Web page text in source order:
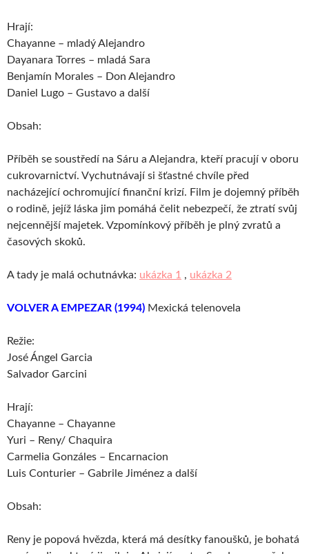
Hrají:
Chayanne – mladý Alejandro
Dayanara Torres – mladá Sara
Benjamín Morales – Don Alejandro
Daniel Lugo – Gustavo a další
Obsah:
Příběh se soustředí na Sáru a Alejandra, kteří pracují v oboru
cukrovarnictví. Vychutnávají si šťastné chvíle před
nacházející ochromující finanční krizí. Film je dojemný příběh
o rodině, jejíž láska jim pomáhá čelit nebezpečí, že ztratí svůj
nejcennější majetek. Vzpomínkový příběh je plný zvratů a
časových skoků.
A tady je malá ochutnávka: ukázka 1 , ukázka 2
VOLVER A EMPEZAR (1994) Mexická telenovela
Režie:
José Ángel Garcia
Salvador Garcini
Hrají:
Chayanne – Chayanne
Yuri – Reny/ Chaquira
Carmelia Gonzáles – Encarnacion
Luis Conturier – Gabrile Jiménez a další
Obsah:
Reny je popová hvězda, která má desítky fanoušků, je bohatá